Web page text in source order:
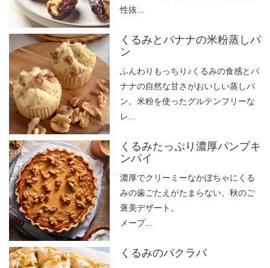
性抜...
くるみとバナナの米粉蒸しパ
ン
ふんわりもっちり♪くるみの食感とバ
ナナの自然な甘さがおいしい蒸しパ
ン。米粉を使ったグルテンフリーな
レ...
くるみたっぷり濃厚パンプキ
ンパイ
濃厚でクリーミーなかぼちゃにくる
みの歯ごたえがたまらない、秋のご
褒美デザート。
メープ...
くるみのバクラバ